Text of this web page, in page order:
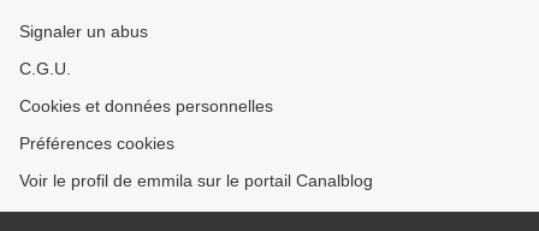
Signaler un abus
C.G.U.
Cookies et données personnelles
Préférences cookies
Voir le profil de emmila sur le portail Canalblog